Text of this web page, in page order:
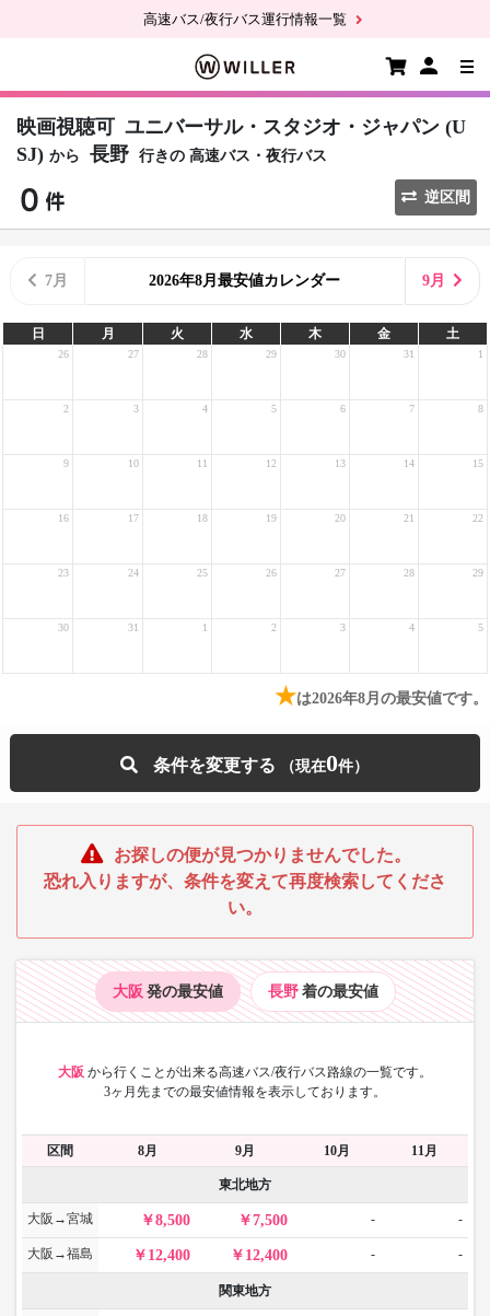
高速バス/夜行バス運行情報一覧
映画視聴可 ユニバーサル・スタジオ・ジャパン (U
SJ) から 長野 行きの 高速バス・夜行バス
逆区間
7月 2026年8月最安値カレンダー 9月
日 月 火 水 木 金 土
26 27 28 29 30 31 1
2 3 4 5 6 7 8
9 10 11 12 13 14 15
16 17 18 19 20 21 22
23 24 25 26 27 28 29
30 31 1 2 3 4 5
★は2026年8月の最安値です。
条件を変更する 0
お探しの便が見つかりませんでした。
恐れ入りますが、条件を変えて再度検索してくださ
い。
大阪 発の最安値 長野 着の最安値
大阪 から行くことが出来る高速バス/夜行バス路線の一覧です。
3ヶ月先までの最安値情報を表示しております。
区間 8月 9月 10月 11月
東北地方
大阪→宮城 8,500 7,500 - -
大阪→福島 12,400 12,400 - -
関東地方